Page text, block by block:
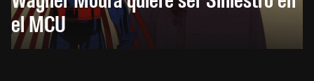
el MCU